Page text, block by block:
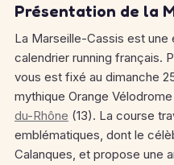
Présentation de la
La Marseille-Cassis est une
calendrier running français.
vous est fixé au dimanche
mythique Orange
du-Rhône (13). La course
emblématiques, dont le
Calanques, et propose une